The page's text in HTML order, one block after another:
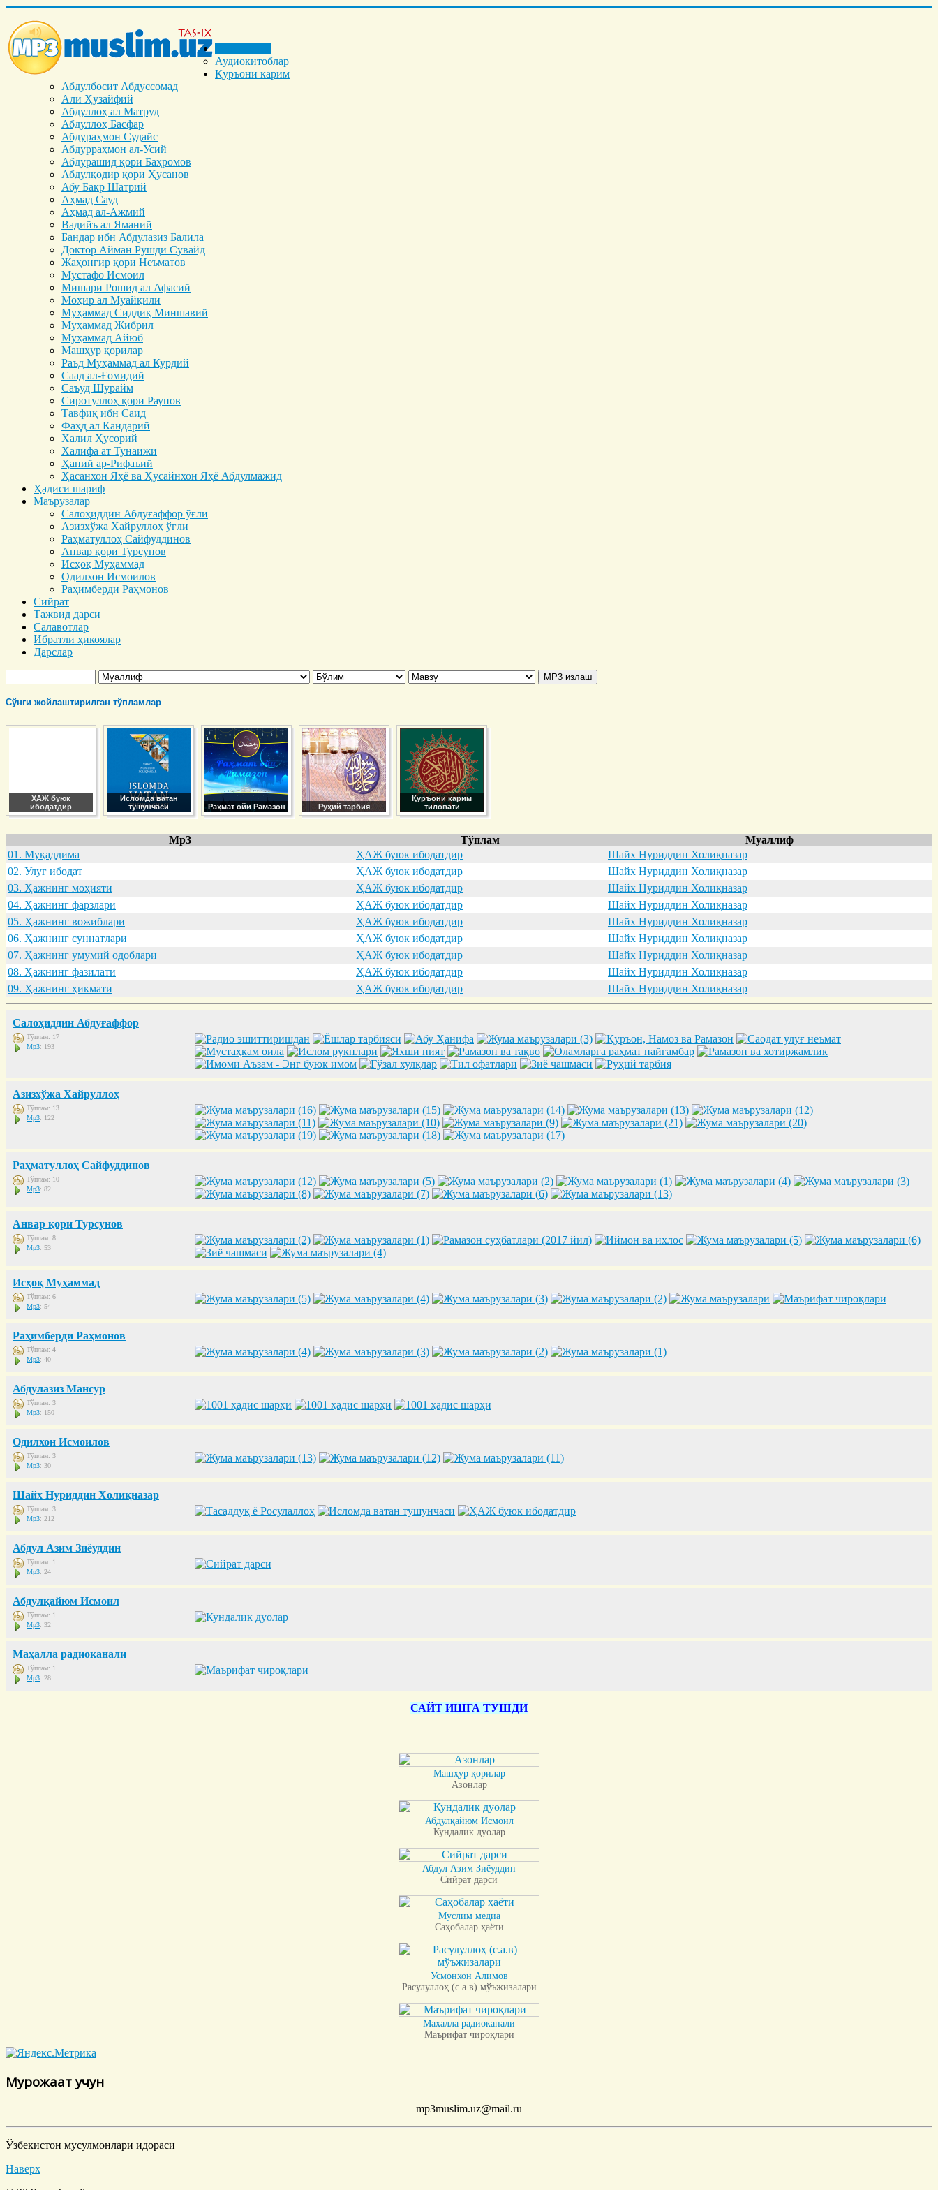
Аудиокитоблар
Қуръони карим
Абдулбосит Абдуссомад
Али Ҳузайфий
Абдуллоҳ ал Матруд
Абдуллоҳ Басфар
Абдураҳмон Судайс
Абдурраҳмон ал-Усий
Абдурашид қори Баҳромов
Абдулқодир қори Ҳусанов
Абу Бакр Шатрий
Аҳмад Сауд
Аҳмад ал-Ажмий
Вадийъ ал Яманий
Бандар ибн Абдулазиз Балила
Доктор Айман Рушди Сувайд
Жаҳонгир қори Неъматов
Мустафо Исмоил
Мишари Рошид ал Афасий
Моҳир ал Муайқили
Муҳаммад Cиддиқ Миншавий
Муҳаммад Жибрил
Муҳаммад Айюб
Машҳур қорилар
Раъд Муҳаммад ал Курдий
Саад ал-Ғомидий
Саъуд Шурайм
Сиротуллоҳ қори Раупов
Тавфиқ ибн Саид
Фаҳд ал Кандарий
Халил Ҳусорий
Халифа ат Тунаижи
Ҳаний ар-Рифаъий
Ҳасанхон Яҳё ва Ҳусайнхон Яҳё Абдулмажид
Ҳадиси шариф
Маърузалар
Салоҳиддин Абдуғаффор ўғли
Азизхўжа Хайруллоҳ ўғли
Раҳматуллоҳ Сайфуддинов
Анвар қори Турсунов
Исҳоқ Муҳаммад
Одилхон Исмоилов
Раҳимберди Раҳмонов
Сийрат
Тажвид дарси
Салавотлар
Ибратли ҳикоялар
Дарслар
Сўнги жойлаштирилган тўпламлар
ҲАЖ буюк
ибодатдир
Исломда ватан
тушунчаси
Раҳмат ойи Рамазон Руҳий тарбия
Қуръони карим
тиловати
Mp3 Тўплам
Муаллиф
01. Муқaддимa
ҲАЖ буюк ибодатдир
Шайх Нуриддин Холиқназар
02. Улуғ ибодaт
ҲАЖ буюк ибодатдир
Шайх Нуриддин Холиқназар
03. Ҳaжнинг моҳияти
ҲАЖ буюк ибодатдир
Шайх Нуриддин Холиқназар
04. Ҳaжнинг фaрзлaри
ҲАЖ буюк ибодатдир
Шайх Нуриддин Холиқназар
05. Ҳaжнинг вожиблaри
ҲАЖ буюк ибодатдир
Шайх Нуриддин Холиқназар
06. Ҳaжнинг суннaтлaри
ҲАЖ буюк ибодатдир
Шайх Нуриддин Холиқназар
07. Ҳaжнинг умумий одоблaри
ҲАЖ буюк ибодатдир
Шайх Нуриддин Холиқназар
08. Ҳaжнинг фaзилaти
ҲАЖ буюк ибодатдир
Шайх Нуриддин Холиқназар
09. Ҳaжнинг ҳикмaти
ҲАЖ буюк ибодатдир Шайх Нуриддин Холиқназар
Салоҳиддин Абдуғаффор
Тўплам: 17
Mp3: 193
Азизхўжа Хайруллоҳ
Тўплам: 13
Mp3: 122
Раҳматуллоҳ Сайфуддинов
Тўплам: 10
Mp3: 82
Анвар қори Турсунов
Тўплам: 8
Mp3: 53
Исҳоқ Муҳаммад
Тўплам: 6
Mp3: 54
Раҳимберди Раҳмонов
Тўплам: 4
Mp3: 40
Абдулазиз Мансур
Тўплам: 3
Mp3: 150
Одилхон Исмоилов
Тўплам: 3
Mp3: 30
Шайх Нуриддин Холиқназар
Тўплам: 3
Mp3: 212
Абдул Азим Зиёуддин
Тўплам: 1
Mp3: 24
Абдулқайюм Исмоил
Тўплам: 1
Mp3: 32
Маҳалла радиоканали
Тўплам: 1
Mp3: 28
САЙТ ИШГА ТУШДИ
Машҳур қорилар
Азонлар
Абдулқайюм Исмоил
Кундалик дуолар
Абдул Азим Зиёуддин
Сийрат дарси
Муслим медиа
Саҳобалар ҳаёти
Усмонхон Алимов
Расулуллоҳ (с.а.в) мўъжизалари
Маҳалла радиоканали
Маърифат чироқлари
Мурожаат учун
mp3muslim.uz@mail.ru
Ўзбекистон мусулмонлари идораси
Наверх